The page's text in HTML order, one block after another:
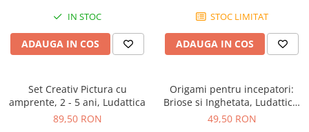
IN STOC
ADAUGA IN COS
STOC LIMITAT
ADAUGA IN COS
Set Creativ Pictura cu
amprente, 2 - 5 ani, Ludattica
89,50 RON
Origami pentru incepatori:
Briose si Inghetata, Ludattica,
+5 ani
49,50 RON